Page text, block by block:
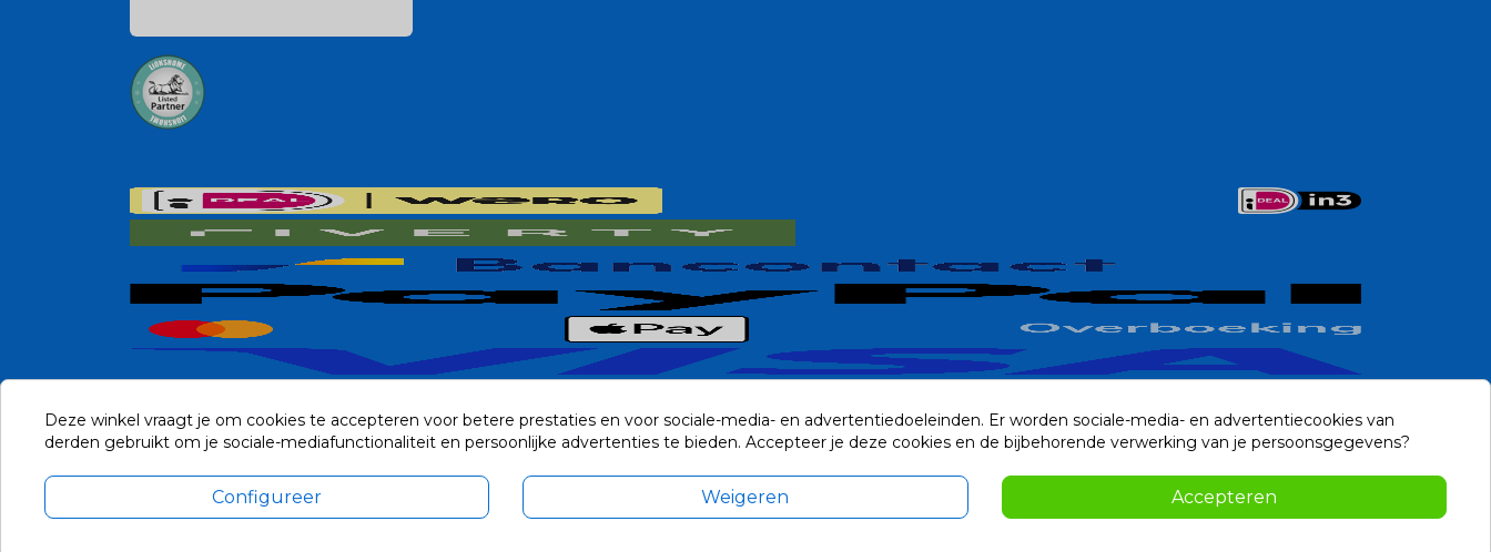
Alle prijzen zijn in Euro, inclusief BTW en andere heffingen en exclusief eventuele verzendkosten.
© 2014-2026 Noviostores.nl. Alle rechten voorbehouden.
Deze winkel vraagt je om cookies te accepteren voor betere prestaties en voor sociale-media- en advertentiedoeleinden. Er worden sociale-media- en advertentiecookies van
derden gebruikt om je sociale-mediafunctionaliteit en persoonlijke advertenties te bieden. Accepteer je deze cookies en de bijbehorende verwerking van je persoonsgegevens?
Configureer Weigeren Accepteren